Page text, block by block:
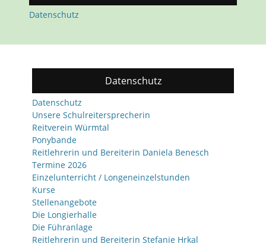
Datenschutz
Datenschutz
Datenschutz
Unsere Schulreitersprecherin
Reitverein Würmtal
Ponybande
Reitlehrerin und Bereiterin Daniela Benesch
Termine 2026
Einzelunterricht / Longeneinzelstunden
Kurse
Stellenangebote
Die Longierhalle
Die Führanlage
Reitlehrerin und Bereiterin Stefanie Hrkal